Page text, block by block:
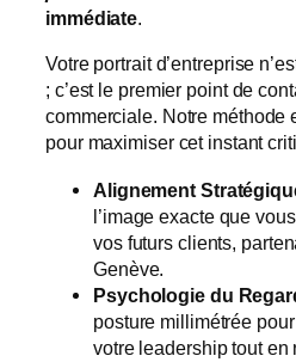
immédiate
Votre portrait d’entreprise
; c’est le premier point de
commerciale. Notre méthode
pour maximiser cet instant
Alignement
l’image exacte que
vos futurs clients,
Genève.
Psychologie du
posture millimétrée
votre leadership tout en